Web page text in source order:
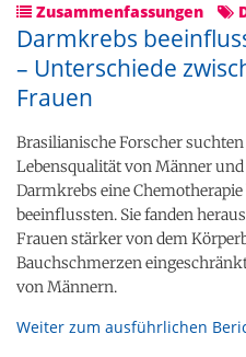
Zusammenfassungen
Darmkrebs
– Unterschiede
Frauen
Brasilianische Forscher
Lebensqualität von Männer
Darmkrebs eine
beeinflussten. Sie fanden
Frauen stärker von dem
Bauchschmerzen
von Männern.
Weiter zum ausführlichen